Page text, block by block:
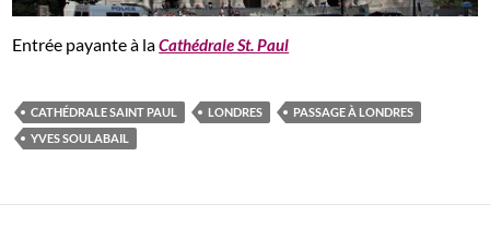
Entrée payante à laCathédrale St. Paul
CATHÉDRALE SAINT PAUL LONDRES
PASSAGE À LONDRES
YVES SOULABAIL